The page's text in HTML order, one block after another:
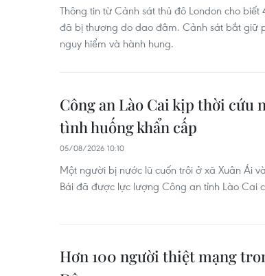
Thông tin từ Cảnh sát thủ đô London cho
đã bị thương do dao đâm. Cảnh sát bắt giữ
nguy hiểm và hành hung.
Công an Lào Cai kịp thời cứu
tình huống khẩn cấp
05/08/2026 10:10
Một người bị nước lũ cuốn trôi ở xã Xuân Ái
Bái đã được lực lượng Công an tỉnh Lào Cai
Hơn 100 người thiệt mạng